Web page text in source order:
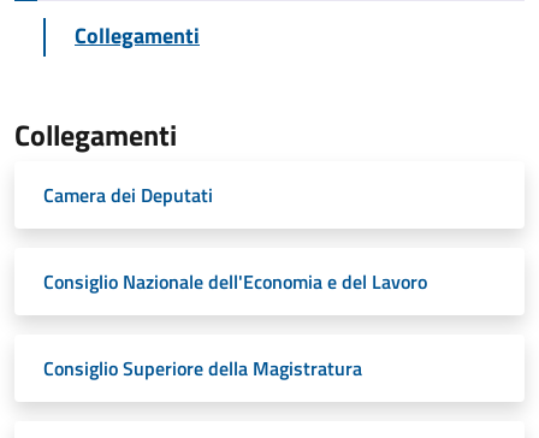
Collegamenti
Collegamenti
Camera dei Deputati
Consiglio Nazionale dell'Economia e del Lavoro
Consiglio Superiore della Magistratura